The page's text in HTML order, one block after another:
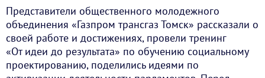
Представители общественного молодежного
объединения «Газпром трансгаз Томск» рассказали о
своей работе и достижениях, провели тренинг
«От идеи до результата» по обучению социальному
проектированию, поделились идеями по